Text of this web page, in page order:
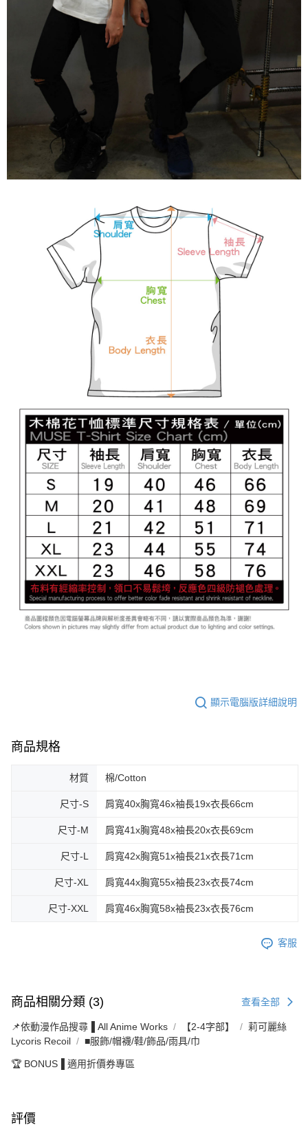
顯示電腦版詳細說明
商品規格
材質 棉/Cotton
尺寸-S 肩寬40x胸寬46x袖長19x衣長66cm
尺寸-M 肩寬41x胸寬48x袖長20x衣長69cm
尺寸-L 肩寬42x胸寬51x袖長21x衣長71cm
尺寸-XL 肩寬44x胸寬55x袖長23x衣長74cm
尺寸-XXL 肩寬46x胸寬58x袖長23x衣長76cm
客服
商品相關分類 (3) 查看全部
📌依動漫作品搜尋▐ All Anime Works 【2-4字部】
莉可麗絲
Lycoris Recoil
■服飾/帽襪/鞋/飾品/雨具/巾
🏆 BONUS▐ 適用折價券專區
評價